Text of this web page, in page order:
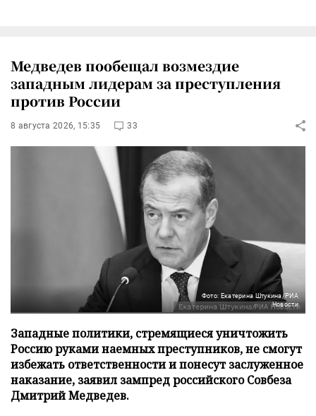
Медведев пообещал возмездие
западным лидерам за преступления
против России
8 августа 2026, 15:35 33
Фото: Екатерина Штукина/РИА
Новости
Западные политики, стремящиеся уничтожить
Россию руками наемных преступников, не смогут
избежать ответственности и понесут заслуженное
наказание, заявил зампред российского Совбеза
Дмитрий Медведев.